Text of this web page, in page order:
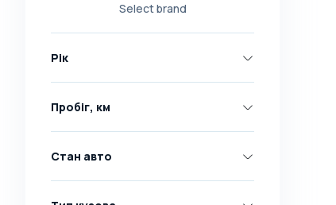
Opel
Skoda
Volkswagen
Select brand
Рік
Пробіг, км
Стан авто